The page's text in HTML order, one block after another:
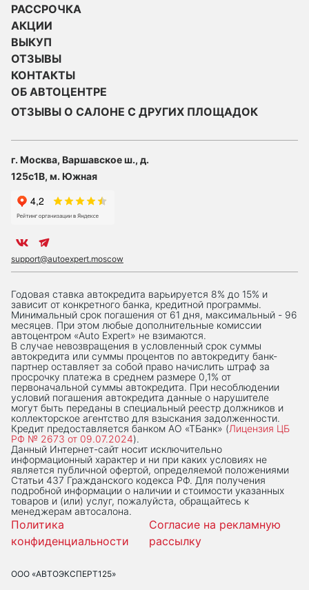
РАССРОЧКА
АКЦИИ
ВЫКУП
ОТЗЫВЫ
КОНТАКТЫ
ОБ АВТОЦЕНТРЕ
ОТЗЫВЫ О САЛОНЕ С ДРУГИХ ПЛОЩАДОК
г. Москва, Варшавское ш., д.
125с1В, м. Южная
support@autoexpert.moscow
Годовая ставка автокредита варьируется 8% до 15% и
зависит от конкретного банка, кредитной программы.
Минимальный срок погашения от 61 дня, максимальный - 96
месяцев. При этом любые дополнительные комиссии
автоцентром «Auto Expert» не взимаются.
В случае невозвращения в условленный срок суммы
автокредита или суммы процентов по автокредиту банк-
партнер оставляет за собой право начислить штраф за
просрочку платежа в среднем размере 0,1% от
первоначальной суммы автокредита. При несоблюдении
условий погашения автокредита данные о нарушителе
могут быть переданы в специальный реестр должников и
коллекторское агентство для взыскания задолженности.
Кредит предоставляется банком АО «ТБанк» (Лицензия ЦБ
РФ № 2673 от 09.07.2024).
Данный Интернет-сaйт носит исключительно
информационный характер и ни при каких условиях не
является публичной офертой, определяемой положениями
Статьи 437 Гражданского кодекса РФ. Для получения
подробной информации о наличии и стоимости указанных
товаров и (или) услуг, пожалуйста, обращайтесь к
менеджерам автосалона.
Политика
конфиденциальности
Согласие на рекламную
рассылку
ООО «АВТОЭКСПЕРТ125»